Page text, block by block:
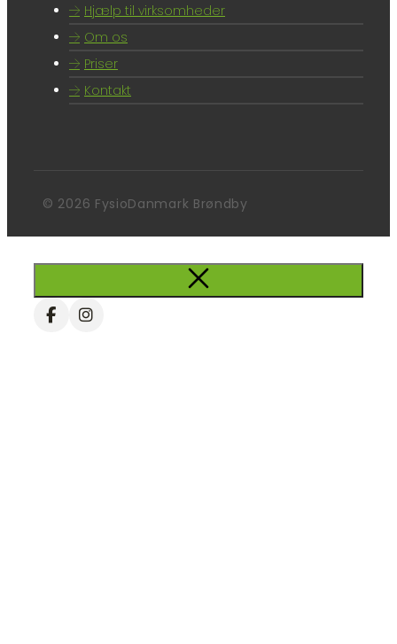
Hjælp til virksomheder
Om os
Priser
Kontakt
© 2026 FysioDanmark Brøndby